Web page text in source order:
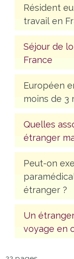
Résident
travail en
Séjour de
France
Européen
moins de 3
Quelles
étranger
Peut-on
étranger ?
Un
voyage en